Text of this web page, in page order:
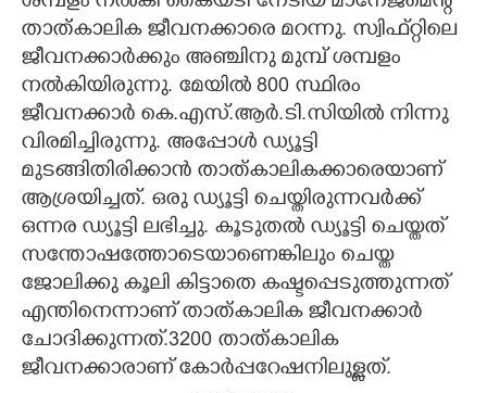
CONTACT US
താത്കാലിക ജീവനക്കാരെ മറന്നു. സ്വിഫ്റ്റിലെ
ജീവനക്കാർക്കും അഞ്ചിനു മുമ്പ് ശമ്പളം
നൽകിയിരുന്നു. മേയിൽ 800 സ്ഥിരം
ജീവനക്കാർ കെ.എസ്.ആർ.ടി.സിയിൽ നിന്നു
വിരമിച്ചിരുന്നു. അപ്പോൾ ഡ്യൂട്ടി
മുടങ്ങിതിരിക്കാൻ താത്കാലികക്കാരെയാണ്
ആശ്രയിച്ചത്. ഒരു ഡ്യൂട്ടി ചെയ്തിരുന്നവർക്ക്
ഒന്നര ഡ്യൂട്ടി ലഭിച്ചു. കൂടുതൽ ഡ്യൂട്ടി ചെയ്തത്
സന്തോഷത്തോടെയാണെങ്കിലും ചെയ്ത
ജോലിക്കു കൂലി കിട്ടാതെ കഷ്ടപ്പെടുത്തുന്നത്
എന്തിനെന്നാണ് താത്കാലിക ജീവനക്കാർ
ചോദിക്കുന്നത്.3200 താത്കാലിക
ജീവനക്കാരാണ് കോർപ്പറേഷനിലുള്ളത്.